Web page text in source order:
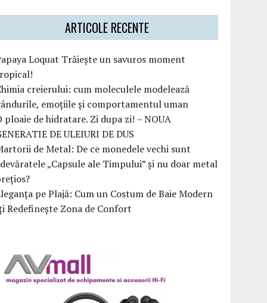
ARTICOLE RECENTE
Loquat Trăiește un savuros moment
creierului: cum moleculele modelează
emoțiile și comportamentul uman
ploaie de hidratare. Zi dupa zi! – NOUA
DE ULEIURI DE DUS
de Metal: De ce monedele vechi sunt
„Capsule ale Timpului” și nu doar metal
pe Plajă: Cum un Costum de Baie Modern
Redefinește Zona de Confort